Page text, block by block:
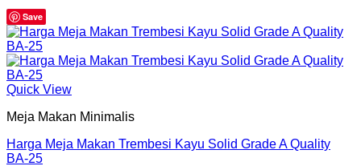
Save
Quick View
Meja Makan Minimalis
Harga Meja Makan Trembesi Kayu Solid Grade A Quality
BA-25